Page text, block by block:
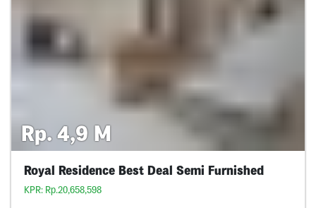
Rp. 4,9 M
Royal Residence Best Deal Semi Furnished
KPR: Rp.20,658,598